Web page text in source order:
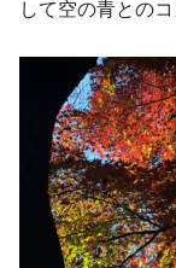
して空の青との